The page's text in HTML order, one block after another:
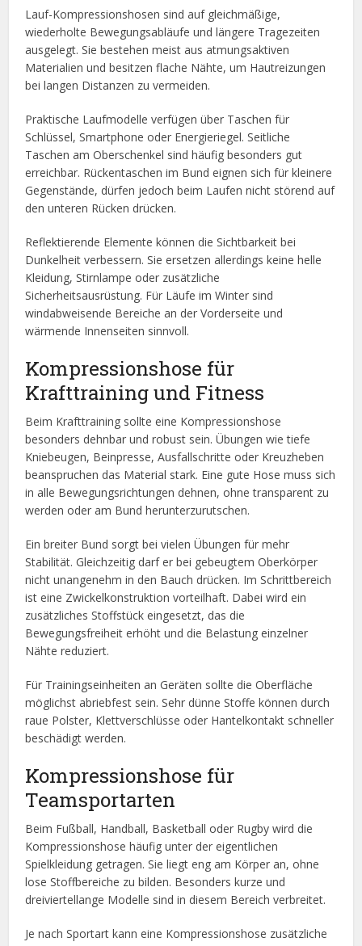
Lauf-Kompressionshosen sind auf gleichmäßige,
wiederholte Bewegungsabläufe und längere Tragezeiten
ausgelegt. Sie bestehen meist aus atmungsaktiven
Materialien und besitzen flache Nähte, um Hautreizungen
bei langen Distanzen zu vermeiden.
Praktische Laufmodelle verfügen über Taschen für
Schlüssel, Smartphone oder Energieriegel. Seitliche
Taschen am Oberschenkel sind häufig besonders gut
erreichbar. Rückentaschen im Bund eignen sich für kleinere
Gegenstände, dürfen jedoch beim Laufen nicht störend auf
den unteren Rücken drücken.
Reflektierende Elemente können die Sichtbarkeit bei
Dunkelheit verbessern. Sie ersetzen allerdings keine helle
Kleidung, Stirnlampe oder zusätzliche
Sicherheitsausrüstung. Für Läufe im Winter sind
windabweisende Bereiche an der Vorderseite und
wärmende Innenseiten sinnvoll.
Kompressionshose für
Krafttraining und Fitness
Beim Krafttraining sollte eine Kompressionshose
besonders dehnbar und robust sein. Übungen wie tiefe
Kniebeugen, Beinpresse, Ausfallschritte oder Kreuzheben
beanspruchen das Material stark. Eine gute Hose muss sich
in alle Bewegungsrichtungen dehnen, ohne transparent zu
werden oder am Bund herunterzurutschen.
Ein breiter Bund sorgt bei vielen Übungen für mehr
Stabilität. Gleichzeitig darf er bei gebeugtem Oberkörper
nicht unangenehm in den Bauch drücken. Im Schrittbereich
ist eine Zwickelkonstruktion vorteilhaft. Dabei wird ein
zusätzliches Stoffstück eingesetzt, das die
Bewegungsfreiheit erhöht und die Belastung einzelner
Nähte reduziert.
Für Trainingseinheiten an Geräten sollte die Oberfläche
möglichst abriebfest sein. Sehr dünne Stoffe können durch
raue Polster, Klettverschlüsse oder Hantelkontakt schneller
beschädigt werden.
Kompressionshose für
Teamsportarten
Beim Fußball, Handball, Basketball oder Rugby wird die
Kompressionshose häufig unter der eigentlichen
Spielkleidung getragen. Sie liegt eng am Körper an, ohne
lose Stoffbereiche zu bilden. Besonders kurze und
dreiviertellange Modelle sind in diesem Bereich verbreitet.
Je nach Sportart kann eine Kompressionshose zusätzliche